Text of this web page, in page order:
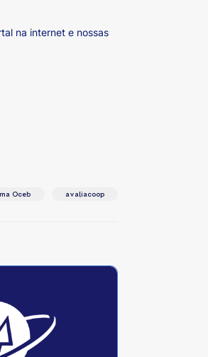
na internet e nossas
Oceb avaliacoop